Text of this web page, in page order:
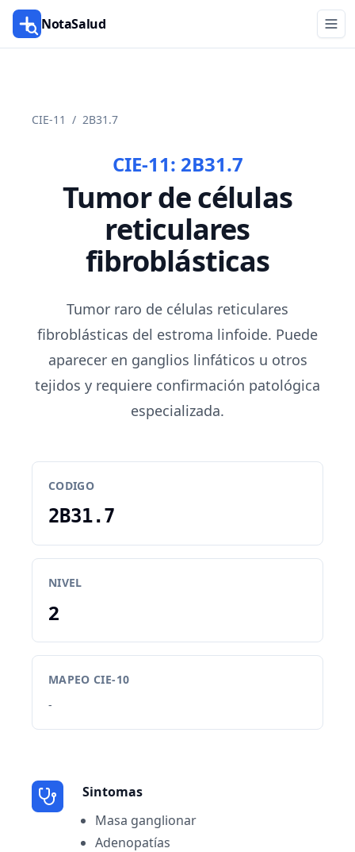
NotaSalud
CIE-11 / 2B31.7
CIE-11: 2B31.7
Tumor de células
reticulares
fibroblásticas
Tumor raro de células reticulares
fibroblásticas del estroma linfoide. Puede
aparecer en ganglios linfáticos u otros
tejidos y requiere confirmación patológica
especializada.
CODIGO
2B31.7
NIVEL
2
MAPEO CIE-10
-
Sintomas
Masa ganglionar
Adenopatías